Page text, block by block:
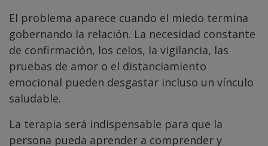
El problema aparece cuando el miedo termina
gobernando la relación. La necesidad constante
de confirmación, los celos, la vigilancia, las
pruebas de amor o el distanciamiento
emocional pueden desgastar incluso un vínculo
saludable.
La terapia será indispensable para que la
persona pueda aprender a comprender y